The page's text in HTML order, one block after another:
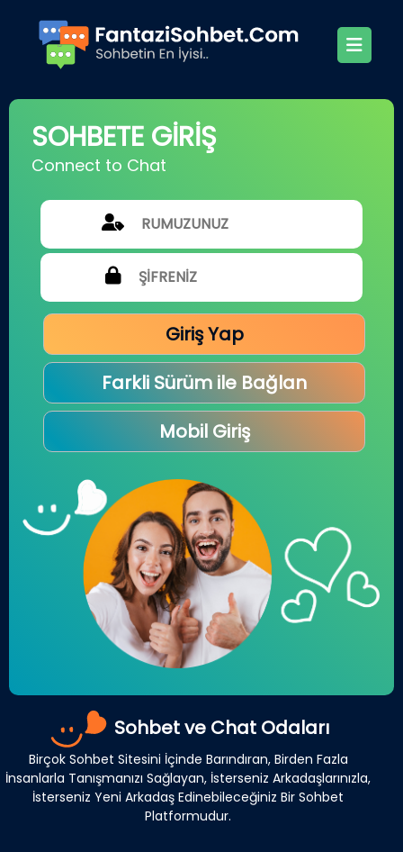
SOHBETE GİRİŞ
Connect to Chat
Giriş Yap
Farkli Sürüm ile Bağlan
Mobil Giriş
Sohbet ve Chat Odaları
Birçok Sohbet Sitesini İçinde Barındıran, Birden Fazla
İnsanlarla Tanışmanızı Sağlayan, İsterseniz Arkadaşlarınızla,
İsterseniz Yeni Arkadaş Edinebileceğiniz Bir Sohbet
Platformudur.